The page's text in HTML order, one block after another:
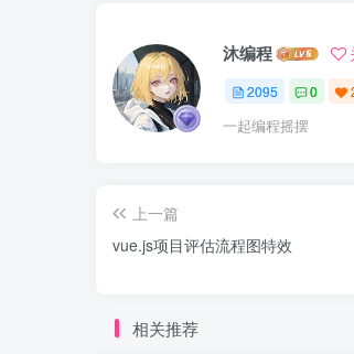
沐编程
2095 0
一起编程摇摆
上一篇
vue.js项目评估流程图特效
相关推荐